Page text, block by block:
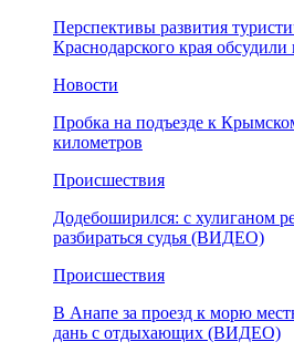
Перспективы развития
Краснодарского края
Новости
Пробка на подъезде к
километров
Происшествия
Додебоширился: с хулиганом
разбираться судья (ВИДЕО)
Происшествия
В Анапе за проезд к морю
дань с отдыхающих (ВИДЕО)